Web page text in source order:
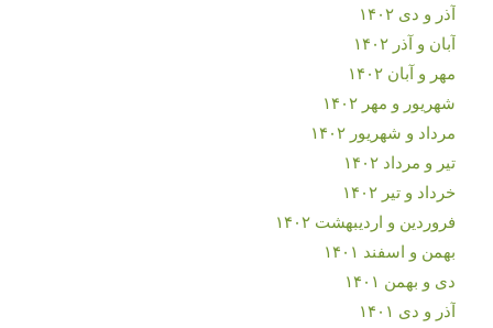
آذر و دی ۱۴۰۲
آبان و آذر ۱۴۰۲
مهر و آبان ۱۴۰۲
شهریور و مهر ۱۴۰۲
مرداد و شهریور ۱۴۰۲
تیر و مرداد ۱۴۰۲
خرداد و تیر ۱۴۰۲
فروردین و اردیبهشت ۱۴۰۲
بهمن و اسفند ۱۴۰۱
دی و بهمن ۱۴۰۱
آذر و دی ۱۴۰۱